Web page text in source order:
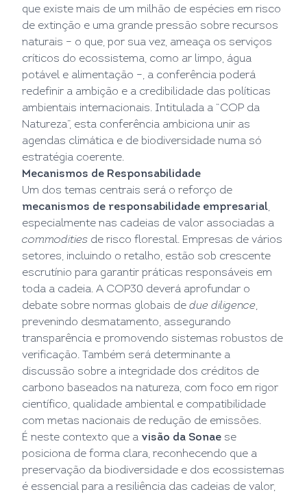
que existe mais de um milhão de espécies em risco
de extinção e uma grande pressão sobre recursos
naturais – o que, por sua vez, ameaça os serviços
críticos do ecossistema, como ar limpo, água
potável e alimentação –, a conferência poderá
redefinir a ambição e a credibilidade das políticas
ambientais internacionais. Intitulada a “COP da
Natureza”, esta conferência ambiciona unir as
agendas climática e de biodiversidade numa só
estratégia coerente.
Mecanismos de Responsabilidade
Um dos temas centrais será o reforço de
mecanismos de responsabilidade empresarial
especialmente nas cadeias de valor associadas a
commodities de risco florestal. Empresas de vários
setores, incluindo o retalho, estão sob crescente
escrutínio para garantir práticas responsáveis em
toda a cadeia. A COP30 deverá aprofundar o
debate sobre normas globais de due diligence
prevenindo desmatamento, assegurando
transparência e promovendo sistemas robustos de
verificação. Também será determinante a
discussão sobre a integridade dos créditos de
carbono baseados na natureza, com foco em rigor
científico, qualidade ambiental e compatibilidade
com metas nacionais de redução de emissões.
É neste contexto que a visão da Sonae se
posiciona de forma clara, reconhecendo que a
preservação da biodiversidade e dos ecossistemas
é essencial para a resiliência das cadeias de valor,